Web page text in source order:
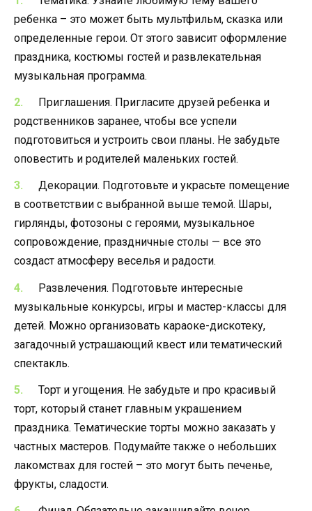
ребенка – это может быть мультфильм, сказка или
определенные герои. От этого зависит оформление
праздника, костюмы гостей и развлекательная
музыкальная программа.
Приглашения. Пригласите друзей ребенка и
родственников заранее, чтобы все успели
подготовиться и устроить свои планы. Не забудьте
оповестить и родителей маленьких гостей.
Декорации. Подготовьте и украсьте помещение
в соответствии с выбранной выше темой. Шары,
гирлянды, фотозоны с героями, музыкальное
сопровождение, праздничные столы — все это
создаст атмосферу веселья и радости.
Развлечения. Подготовьте интересные
музыкальные конкурсы, игры и мастер-классы для
детей. Можно организовать караоке-дискотеку,
загадочный устрашающий квест или тематический
спектакль.
Торт и угощения. Не забудьте и про красивый
торт, который станет главным украшением
праздника. Тематические торты можно заказать у
частных мастеров. Подумайте также о небольших
лакомствах для гостей – это могут быть печенье,
фрукты, сладости.